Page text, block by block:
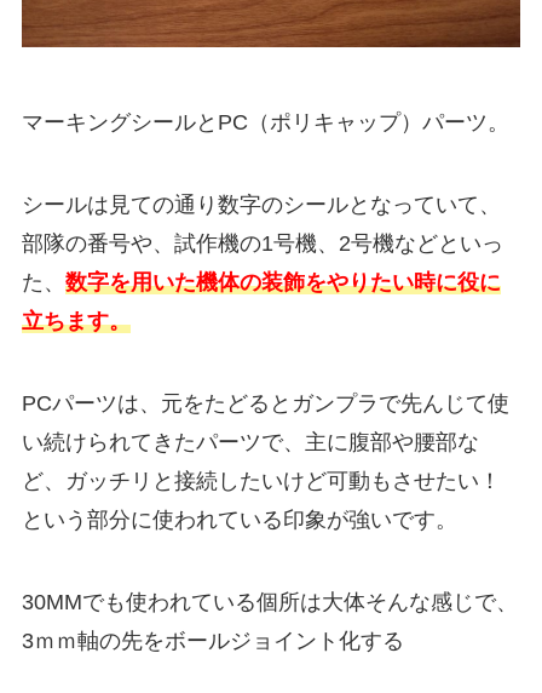
マーキングシールとPC（ポリキャップ）パーツ。
シールは見ての通り数字のシールとなっていて、
部隊の番号や、試作機の1号機、2号機などといっ
た、 数字を用いた機体の装飾をやりたい時に役に
立ちます。
PCパーツは、元をたどるとガンプラで先んじて使
い続けられてきたパーツで、主に腹部や腰部な
ど、ガッチリと接続したいけど可動もさせたい！
という部分に使われている印象が強いです。
30MMでも使われている個所は大体そんな感じで、
3ｍｍ軸の先をボールジョイント化する